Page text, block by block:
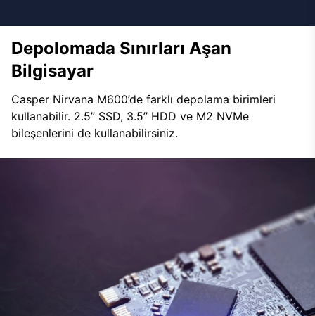
Depolomada Sınırları Aşan
Bilgisayar
Casper Nirvana M600’de farklı depolama birimleri
kullanabilir. 2.5’’ SSD, 3.5’’ HDD ve M2 NVMe
bileşenlerini de kullanabilirsiniz.